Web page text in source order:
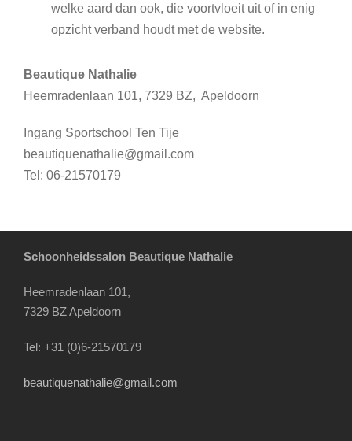
welke aard dan ook, die voortvloeit uit of in enig
opzicht verband houdt met de website.
Beautique Nathalie
Heemradenlaan 101, 7329 BZ, Apeldoorn
Ingang Sportschool Ten Tije
beautiquenathalie@gmail.com
Tel: 06-21570179
Schoonheidssalon Beautique Nathalie
Heemradenlaan 101,
7329 BZ Apeldoorn
Tel: +31 (0)6-21570179
beautiquenathalie@gmail.com